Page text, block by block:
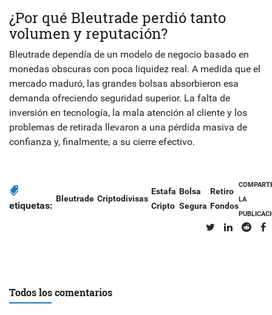
¿Por qué Bleutrade perdió tanto
volumen y reputación?
Bleutrade dependía de un modelo de negocio basado en
monedas obscuras con poca liquidez real. A medida que el
mercado maduró, las grandes bolsas absorbieron esa
demanda ofreciendo seguridad superior. La falta de
inversión en tecnología, la mala atención al cliente y los
problemas de retirada llevaron a una pérdida masiva de
confianza y, finalmente, a su cierre efectivo.
etiquetas:
Bleutrade Criptodivisas
Estafa
Cripto
Bolsa
Segura
Retiro
Fondos
LA
Todos los comentarios